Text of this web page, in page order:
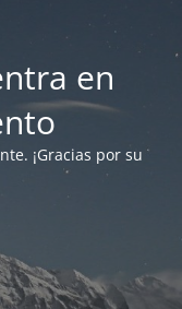
en
¡Gracias por su